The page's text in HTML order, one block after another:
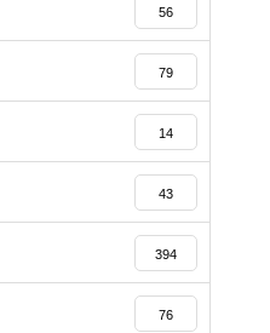
56
79
14
43
394
76